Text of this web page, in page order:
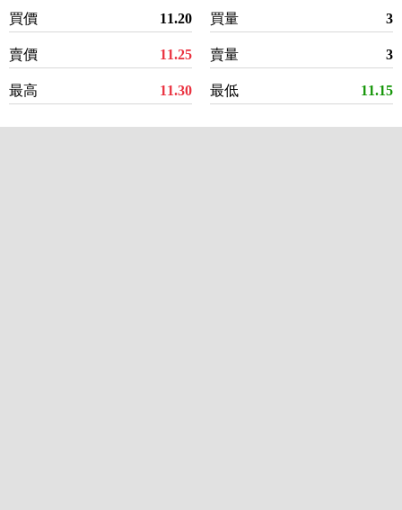
買價 11.20
賣價 11.25
最高 11.30
買量 3
賣量 3
最低 11.15